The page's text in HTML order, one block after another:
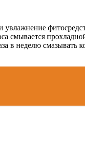
смывается
в неделю смазывать